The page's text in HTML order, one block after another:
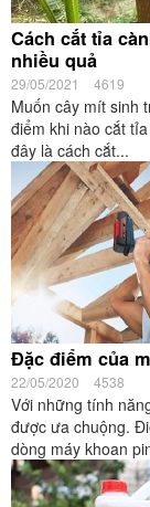
Cách cắt tỉa
nhiều quả
29/05/2021 4619
Muốn cây mít sinh
điểm khi nào cắt
đây là cách cắt...
Đặc điểm của
22/05/2020 4538
Với những tính
được ưa chuộng.
dòng máy khoan